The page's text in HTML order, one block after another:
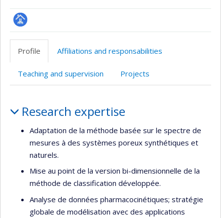
Page
professionnelle
Profile Affiliations and responsabilities
Teaching and supervision Projects
Research expertise
Adaptation de la méthode basée sur le spectre de
mesures à des systèmes poreux synthétiques et
naturels.
Mise au point de la version bi-dimensionnelle de la
méthode de classification développée.
Analyse de données pharmacocinétiques; stratégie
globale de modélisation avec des applications